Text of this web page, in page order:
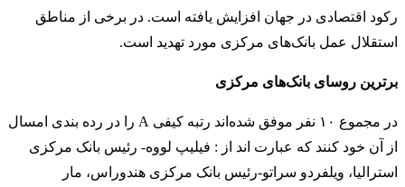
رکود اقتصادی در جهان افزایش یافته است. در برخی از مناطق
استقلال عمل بانک‌های مرکزی مورد تهدید است.
برترین روسای بانک‌های مرکزی
در مجموع ۱۰ نفر موفق شده‌اند رتبه کیفی A را در رده بندی امسال
از آن خود کنند که عبارت اند از : فیلیپ لووه- رئیس بانک مرکزی
استرالیا، ویلفردو سراتو-رئیس بانک مرکزی هندوراس، مار